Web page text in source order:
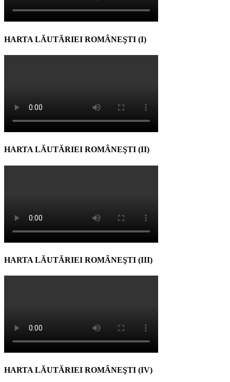
HARTA LĂUTĂRIEI ROMÂNEŞTI (I)
HARTA LĂUTĂRIEI ROMÂNEŞTI (II)
HARTA LĂUTĂRIEI ROMÂNEŞTI (III)
HARTA LĂUTĂRIEI ROMÂNEŞTI (IV)